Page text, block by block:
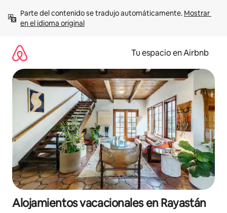
contenido
Parte del contenido se tradujo automáticamente. Mostrar
en el idioma original
Tu espacio en Airbnb
Alojamientos vacacionales en Rayastán